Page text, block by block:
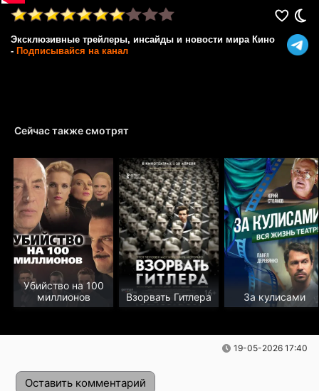
Эксклюзивные трейлеры, инсайды и новости мира Кино
- Подписывайся на канал
Сейчас также смотрят
Убийство на 100
миллионов
Взорвать Гитлера За кулисами
19-05-2026 17:40
Оставить комментарий